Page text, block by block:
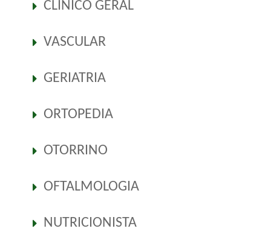
CLINICO GERAL
VASCULAR
GERIATRIA
ORTOPEDIA
OTORRINO
OFTALMOLOGIA
NUTRICIONISTA